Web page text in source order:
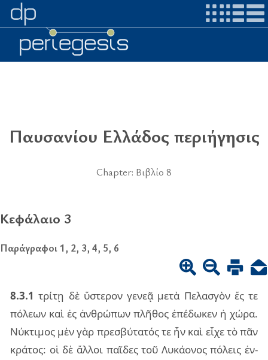
Παυσανίου Ελλάδος περιήγησις
Chapter: Βιβλίο 8
Κεφάλαιο 3
Παράγραφοι 1, 2, 3, 4, 5, 6
8.3.1 τρί­τῃ δὲ ὕστε­ρον γε­νεᾷ μετὰ Πελα­σγὸν ἔς τε
πό­λε­ων καὶ ἐς ἀν­θρώ­πων πλῆ­θος ἐπέ­δω­κεν ἡ χώρα.
Νύκτι­μος μὲν γὰρ πρε­σβύ­τα­τός τε ἦν καὶ εἶχε τὸ πᾶν
κρά­τος: οἱ δὲ ἄλ­λοι παῖ­δες τοῦ Λυκά­ο­νος πό­λεις ἐν­